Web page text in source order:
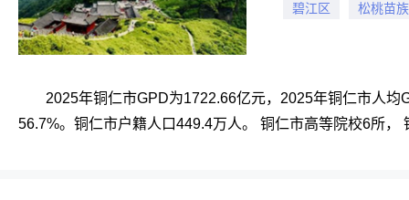
碧江区
松桃苗
2025年铜仁市GPD为1722.66亿元，2025年铜仁市人
56.7%。铜仁市户籍人口449.4万人。 铜仁市高等院校6所